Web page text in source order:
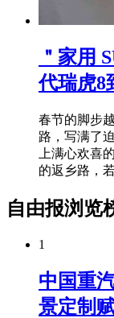
＂家用
代瑞虎8
春节的脚步
路，写满了
上满心欢喜
的返乡路，
自由报浏览
1
中国重
景定制